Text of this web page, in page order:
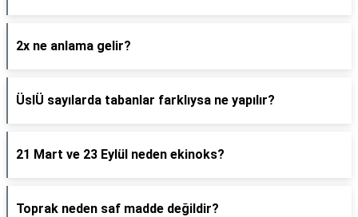
2x ne anlama gelir?
ÜslÜ sayılarda tabanlar farklıysa ne yapılır?
21 Mart ve 23 Eylül neden ekinoks?
Toprak neden saf madde değildir?